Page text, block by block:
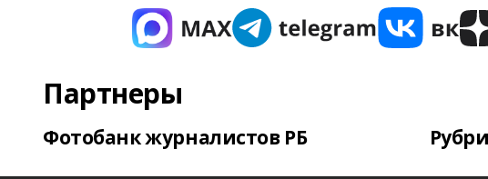
Партнеры
Фотобанк журналистов РБ